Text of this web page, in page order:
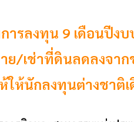
ารลงทุน 9 เดือนปีง
/เช่าที่ดินลดลงจาก
ให้นักลงทุนต่างชาติ